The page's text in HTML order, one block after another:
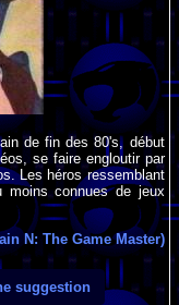
de fin des 80's, début
se faire engloutir par
Les héros ressemblant
moins connues de jeux
N: The Game Master)
suggestion